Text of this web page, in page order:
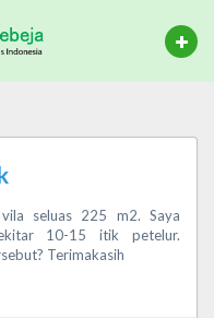
seluas 225 m2. Saya
10-15 itik petelur.
Terimakasih